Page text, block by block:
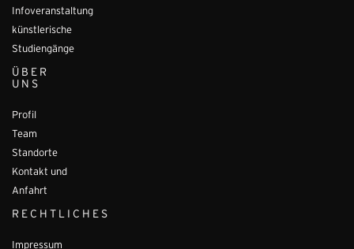
Infoveranstaltung
künstlerische
Studiengänge
ÜBER
UNS
Profil
Team
Standorte
Kontakt und
Anfahrt
RECHTLICHES
Impressum